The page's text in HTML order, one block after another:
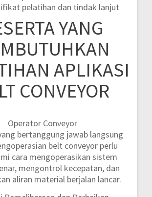
pelatihan dan tindak lanjut
YANG
APLIKASI
CONVEYOR
Operator Conveyor
bertanggung jawab langsung
belt conveyor perlu
cara mengoperasikan sistem
mengontrol kecepatan, dan
aliran material berjalan lancar.